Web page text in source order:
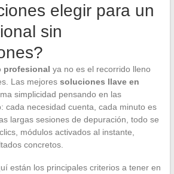
elegir para un
sin
profesional ya no es el recorrido lleno
Las mejores soluciones llave en
simplicidad pensando en las
cada necesidad cuenta, cada minuto es
largas sesiones de depuración, todo se
módulos activados al instante,
concretos.
están los principales criterios a tener en